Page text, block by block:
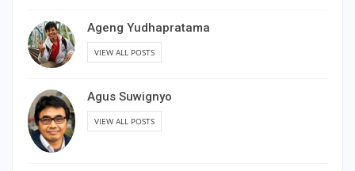
Ageng Yudhapratama
VIEW ALL POSTS
Agus Suwignyo
VIEW ALL POSTS